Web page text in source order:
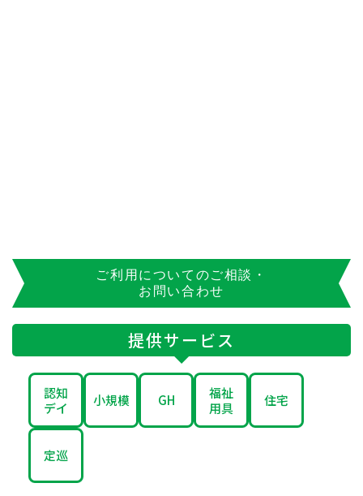
ご利用についてのご相談・
お問い合わせ
提供サービス
認知
デイ
小規模 GH
福祉
用具
住宅
定巡